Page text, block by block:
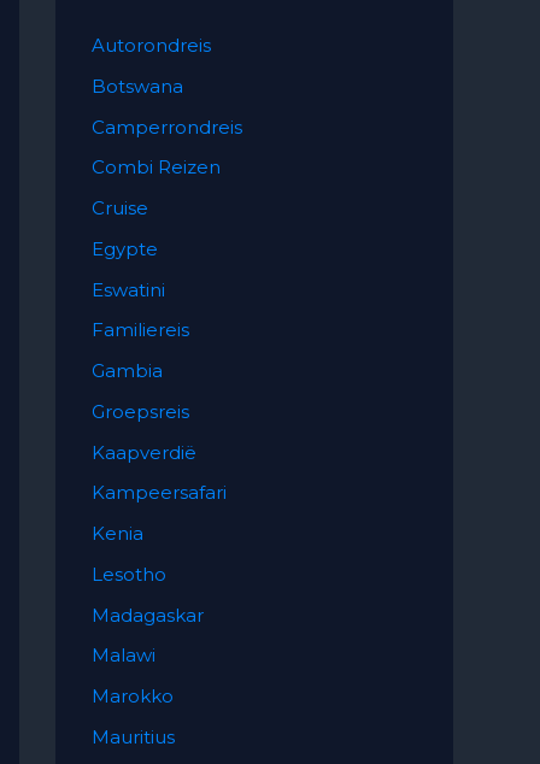
Autorondreis
Botswana
Camperrondreis
Combi Reizen
Cruise
Egypte
Eswatini
Familiereis
Gambia
Groepsreis
Kaapverdië
Kampeersafari
Kenia
Lesotho
Madagaskar
Malawi
Marokko
Mauritius